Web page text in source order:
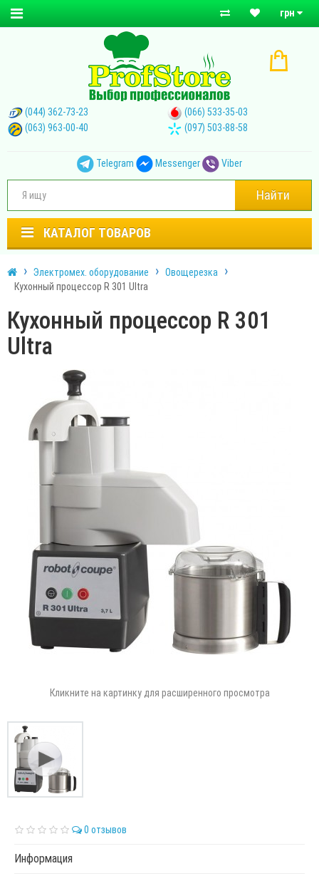
грн
(044) 362-73-23
(066) 533-35-03
(063) 963-00-40
(097) 503-88-58
Telegram Messenger Viber
Найти
КАТАЛОГ ТОВАРОВ
Электромех. оборудование
Овощерезка
Кухонный процессор R 301 Ultra
Кухонный процессор R 301
Ultra
Кликните на картинку для расширенного просмотра
0 отзывов
Информация